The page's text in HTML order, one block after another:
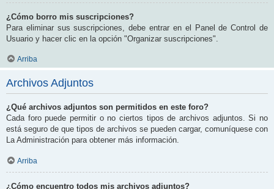
¿Cómo borro mis suscripciones?
Para eliminar sus suscripciones, debe entrar en el Panel de Control de
Usuario y hacer clic en la opción "Organizar suscripciones".
Arriba
Archivos Adjuntos
¿Qué archivos adjuntos son permitidos en este foro?
Cada foro puede permitir o no ciertos tipos de archivos adjuntos. Si no
está seguro de que tipos de archivos se pueden cargar, comuníquese con
La Administración para obtener más información.
Arriba
¿Cómo encuentro todos mis archivos adjuntos?